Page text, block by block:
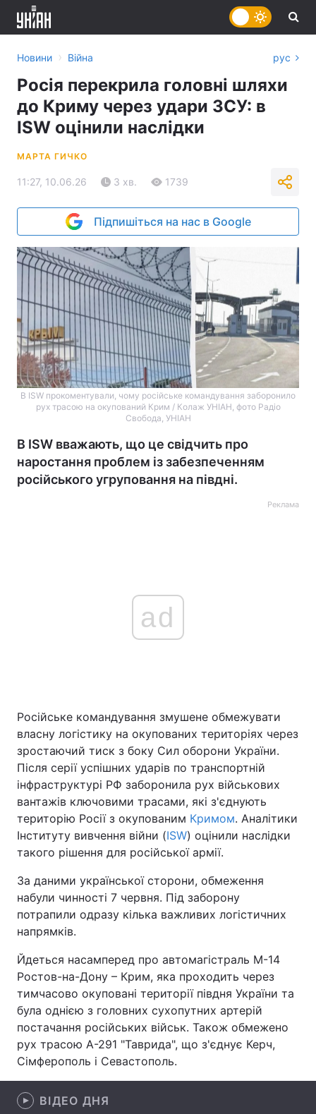
Україна Політика
Економіка Світ
Спорт Наука
Техно і зв'язок Лайт
Зброя Інциденти
Здоров'я Туризм
Цікавинки Погода
Екологія
Лонгріди
Відео з Youtube Статті
Інтерв'ю Думки
Контакти
Новини › Війна рус
Росія перекрила головні шляхи
до Криму через удари ЗСУ: в
ISW оцінили наслідки
МАРТА ГИЧКО
11:27, 10.06.26 3 хв. 1739
Підпишіться на нас в Google
В ISW прокоментували, чому російське командування заборонило
рух трасою на окупований Крим / Колаж УНІАН, фото Радіо
Свобода, УНІАН
В ISW вважають, що це свідчить про
наростання проблем із забезпеченням
російського угруповання на півдні.
Реклама
ad
Російське командування змушене обмежувати
власну логістику на окупованих територіях через
зростаючий тиск з боку Сил оборони України.
Після серії успішних ударів по транспортній
інфраструктурі РФ заборонила рух військових
вантажів ключовими трасами, які з'єднують
територію Росії з окупованим Кримом. Аналітики
Інституту вивчення війни (ISW) оцінили наслідки
такого рішення для російської армії.
За даними української сторони, обмеження
набули чинності 7 червня. Під заборону
потрапили одразу кілька важливих логістичних
напрямків.
Йдеться насамперед про автомагістраль М-14
Ростов-на-Дону – Крим, яка проходить через
тимчасово окуповані території півдня України та
була однією з головних сухопутних артерій
постачання російських військ. Також обмежено
рух трасою А-291 "Таврида", що з'єднує Керч,
Сімферополь і Севастополь.
ВІДЕО ДНЯ